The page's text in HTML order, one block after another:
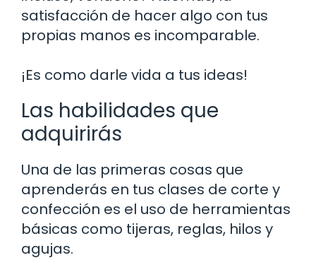
satisfacción de hacer algo con tus
propias manos es incomparable.
¡Es como darle vida a tus ideas!
Las habilidades que
adquirirás
Una de las primeras cosas que
aprenderás en tus clases de corte y
confección es el uso de herramientas
básicas como tijeras, reglas, hilos y
agujas.